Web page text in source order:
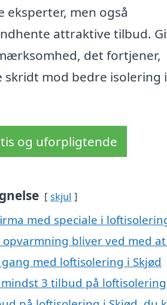
eksperter, men også
attraktive tilbud.
det fortjener,
mod bedre isolering i
og uforpligtende
skjul
med speciale i
bliver ved med
med loftisolering i Skjød
3 tilbud på loftisolering